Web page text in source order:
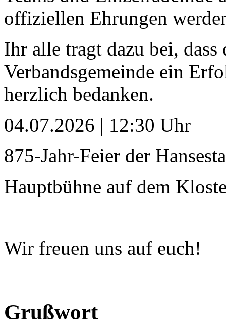
offiziellen Ehrungen
Ihr alle tragt dazu bei,
Verbandsgemeinde ein
herzlich bedanken.
04.07.2026 | 12:30 Uhr
875-Jahr-Feier der
Hauptbühne auf dem
Wir freuen uns auf euch!
Grußwort